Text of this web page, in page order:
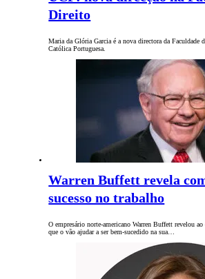
Direito
Maria da Glória Garcia é a nova directora da Faculdade
Católica Portuguesa.
Warren Buffett revela
sucesso no trabalho
O empresário norte-americano Warren Buffett revelou
que o vão ajudar a ser bem-sucedido na sua…